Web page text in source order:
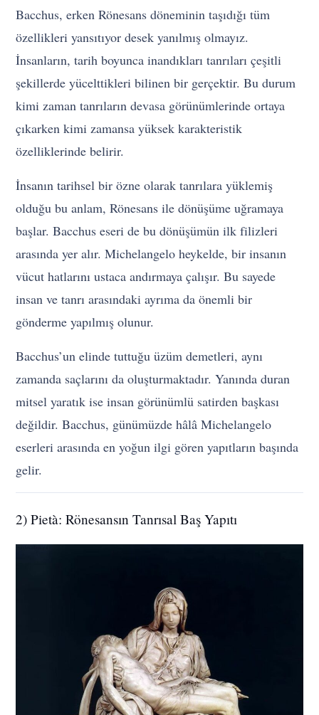
Bacchus, erken Rönesans döneminin taşıdığı tüm
özellikleri yansıtıyor desek yanılmış olmayız.
İnsanların, tarih boyunca inandıkları tanrıları çeşitli
şekillerde yücelttikleri bilinen bir gerçektir. Bu durum
kimi zaman tanrıların devasa görünümlerinde ortaya
çıkarken kimi zamansa yüksek karakteristik
özelliklerinde belirir.
İnsanın tarihsel bir özne olarak tanrılara yüklemiş
olduğu bu anlam, Rönesans ile dönüşüme uğramaya
başlar. Bacchus eseri de bu dönüşümün ilk filizleri
arasında yer alır. Michelangelo heykelde, bir insanın
vücut hatlarını ustaca andırmaya çalışır. Bu sayede
insan ve tanrı arasındaki ayrıma da önemli bir
gönderme yapılmış olunur.
Bacchus’un elinde tuttuğu üzüm demetleri, aynı
zamanda saçlarını da oluşturmaktadır. Yanında duran
mitsel yaratık ise insan görünümlü satirden başkası
değildir. Bacchus, günümüzde hâlâ Michelangelo
eserleri arasında en yoğun ilgi gören yapıtların başında
gelir.
2) Pietà: Rönesansın Tanrısal Baş Yapıtı